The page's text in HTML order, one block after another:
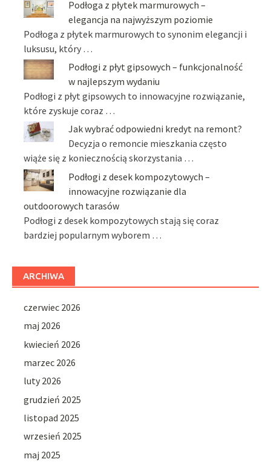
Podłoga z płytek marmurowych –
elegancja na najwyższym poziomie
Podłoga z płytek marmurowych to synonim elegancji i
luksusu, który …
Podłogi z płyt gipsowych – funkcjonalność
w najlepszym wydaniu
Podłogi z płyt gipsowych to innowacyjne rozwiązanie,
które zyskuje coraz …
Jak wybrać odpowiedni kredyt na remont?
Decyzja o remoncie mieszkania często
wiąże się z koniecznością skorzystania …
Podłogi z desek kompozytowych –
innowacyjne rozwiązanie dla
outdoorowych tarasów
Podłogi z desek kompozytowych stają się coraz
bardziej popularnym wyborem …
ARCHIWA
czerwiec 2026
maj 2026
kwiecień 2026
marzec 2026
luty 2026
grudzień 2025
listopad 2025
wrzesień 2025
maj 2025